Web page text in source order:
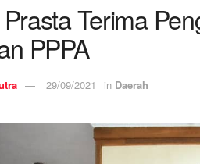
Terima
PPPA
29/09/2021 in Daerah